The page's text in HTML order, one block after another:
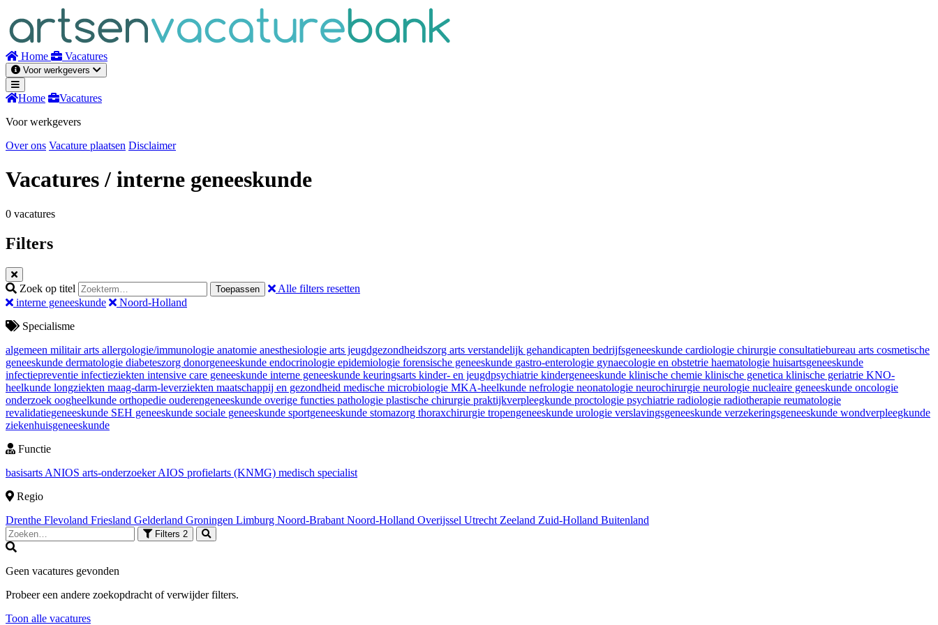
inhoud
Home Vacatures
Voor werkgevers
Home
Vacatures
Voor werkgevers
Over ons Vacature plaatsen Disclaimer
Vacatures/ interne geneeskunde
0 vacatures
Filters
Zoek op titel Toepassen
Alle filters resetten
interne geneeskunde
Noord-Holland
Specialisme
algemeen militair arts allergologie/immunologie anatomie anesthesiologie arts jeugdgezondheidszorg arts verstandelijk gehandicapten bedrijfsgeneeskunde cardiologie chirurgie consultatiebureau arts cosmetische
geneeskunde dermatologie diabeteszorg donorgeneeskunde endocrinologie epidemiologie forensische geneeskunde gastro-enterologie gynaecologie en obstetrie haematologie huisartsgeneeskunde
infectiepreventie infectieziekten intensive care geneeskunde interne geneeskunde keuringsarts kinder- en jeugdpsychiatrie kindergeneeskunde klinische chemie klinische genetica klinische geriatrie KNO-
heelkunde longziekten maag-darm-leverziekten maatschappij en gezondheid medische microbiologie MKA-heelkunde nefrologie neonatologie neurochirurgie neurologie nucleaire geneeskunde oncologie
onderzoek oogheelkunde orthopedie ouderengeneeskunde overige functies pathologie plastische chirurgie praktijkverpleegkunde proctologie psychiatrie radiologie radiotherapie reumatologie
revalidatiegeneeskunde SEH geneeskunde sociale geneeskunde sportgeneeskunde stomazorg thoraxchirurgie tropengeneeskunde urologie verslavingsgeneeskunde verzekeringsgeneeskunde wondverpleegkunde
ziekenhuisgeneeskunde
Functie
basisarts ANIOS arts-onderzoekerAIOS profielarts (KNMG) medisch specialist
Regio
Drenthe Flevoland Friesland Gelderland Groningen Limburg Noord-Brabant Noord-Holland Overijssel Utrecht Zeeland Zuid-Holland Buitenland
Filters 2
Geen vacatures gevonden
Probeer een andere zoekopdracht of verwijder filters.
Toon alle vacatures